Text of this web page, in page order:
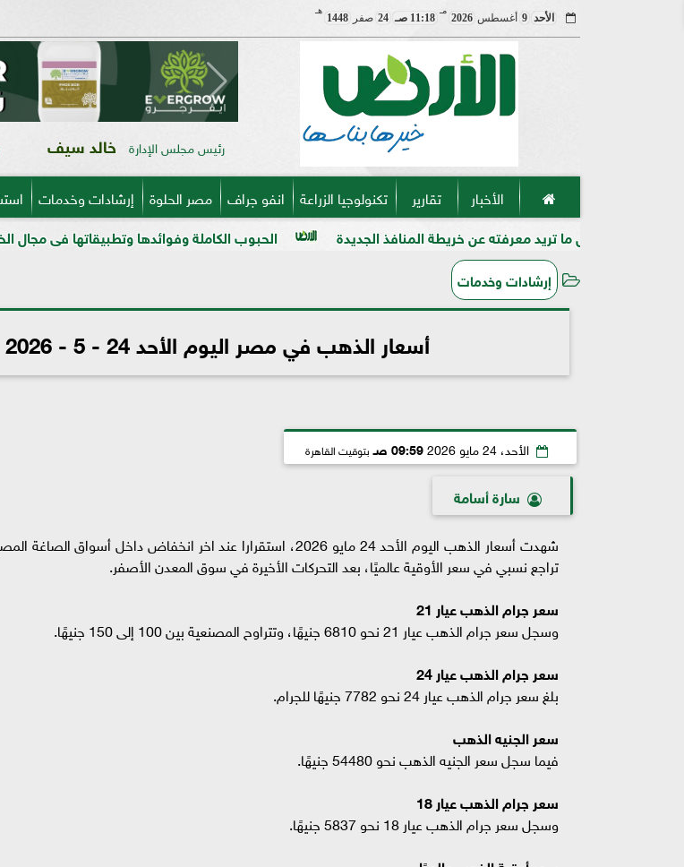
الأحد 9 أغسطس2026
مـ
11:18 صـ 24 صفر 1448
هـ
رئيس مجلس الإدارة خالد سيف
الأخبار تقارير تكنولوجيا الزراعة انفو جراف مصر الحلوة إرشادات وخدمات
الحبوب الكاملة وفوائدها وتطبيقاتها فى مجال الخبز والعجائن ما تريد معرفته عن خريطة المنافذ الجديدة
إرشادات وخدمات
أسعار الذهب في مصر اليوم الأحد 24 - 5 - 2026
الأحد، 24 مايو 2026 09:59 صـ بتوقيت القاهرة
سارة أسامة
شهدت أسعار الذهب اليوم الأحد 24 مايو 2026، استقرارا عند اخر انخفاض داخل
تراجع نسبي في سعر الأوقية عالميًا، بعد التحركات الأخيرة في سوق المعدن الأصفر.
سعر جرام الذهب عيار 21
وسجل سعر جرام الذهب عيار 21 نحو 6810 جنيهًا، وتتراوح المصنعية بين 100 إلى 150 جنيهًا.
سعر جرام الذهب عيار 24
بلغ سعر جرام الذهب عيار 24 نحو 7782 جنيهًا للجرام.
سعر الجنيه الذهب
فيما سجل سعر الجنيه الذهب نحو 54480 جنيهًا.
سعر جرام الذهب عيار 18
وسجل سعر جرام الذهب عيار 18 نحو 5837 جنيهًا.